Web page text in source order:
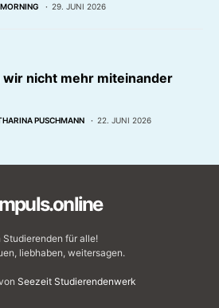
29. JUNI 2026
wir nicht mehr miteinander
PUSCHMANN 22. JUNI 2026
Studierenden für alle!
liebhaben, weitersagen.
Seezeit Studierendenwerk